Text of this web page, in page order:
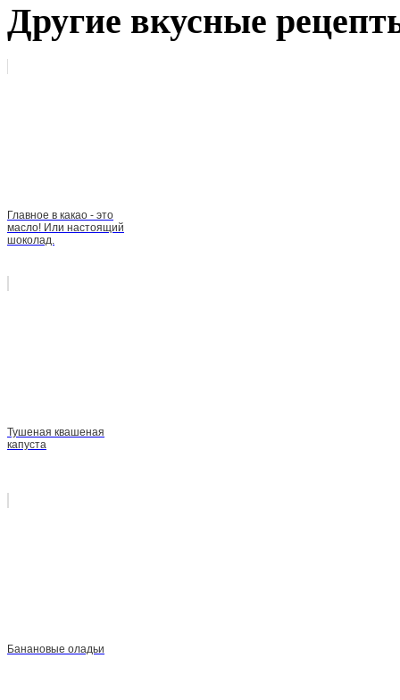
Другие вкусные
Главное в какао - это
масло! Или настоящий
шоколад.
Тушеная квашеная
капуста
Банановые оладьи